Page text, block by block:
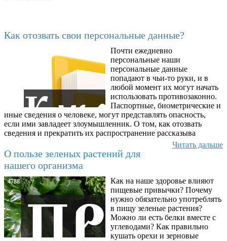
Как отозвать свои персональные данные?
Почти ежедневно
персональные наши
персональные данные
попадают в чьи-то руки, и в
любой момент их могут начать
использовать противозаконно.
Паспортные, биометрические и
иные сведения о человеке, могут представлять опасность,
если ими завладеет злоумышленник. О том, как отозвать
сведения и прекратить их распространение рассказыва
Читать дальше
О пользе зеленых растений для
нашего организма
4788
Как на наше здоровье влияют
пищевые привычки? Почему
нужно обязательно употреблять
в пищу зеленые растения?
Можно ли есть белки вместе с
углеводами? Как правильно
кушать орехи и зерновые